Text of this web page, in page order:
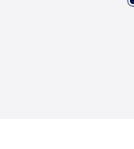
com clientes e